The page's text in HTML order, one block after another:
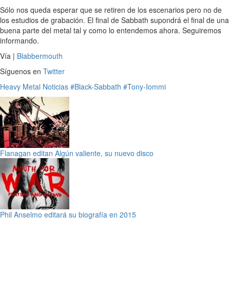
Sólo nos queda esperar que se retiren de los escenarios pero no de
los estudios de grabación. El final de Sabbath supondrá el final de una
buena parte del metal tal y como lo entendemos ahora. Seguiremos
informando.
Vía | Blabbermouth
Síguenos en Twitter
Heavy Metal Noticias #Black-Sabbath #Tony-Iommi
Flanagan editan Algún valiente, su nuevo disco
Phil Anselmo editará su biografía en 2015